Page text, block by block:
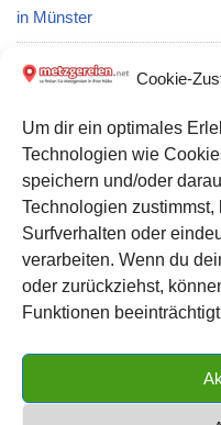
Cookie-
Um dir ein optimales
Technologien wie
speichern und/oder
Technologien
Surfverhalten oder
verarbeiten. Wenn du
oder zurückziehst,
Funktionen
in Münster
Metzgerei Conle Höfen
Metzgerei Albrecht Müller
Catering in Fraureuth
Kontakt zu uns